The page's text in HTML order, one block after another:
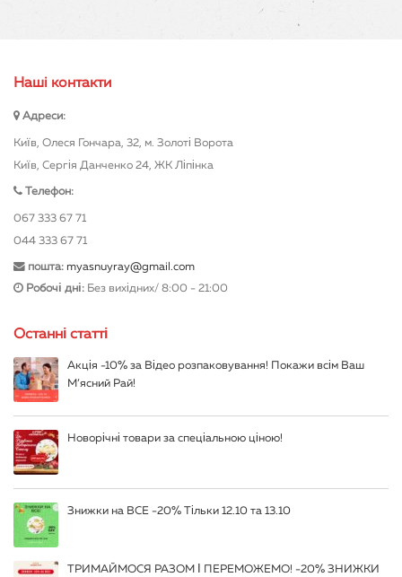
Готові зрази з капустою це смачно!
Зрази з капусти можуть вважатися як
окремою стравою, так і доповненням до
щоденного раціону і підходить до багатьох
салатів та закусок.
Картопляні зрази з капустою приготувати
нескладно. Проте не всі господарки мають
час на готування. Але це не привід відмовляти
собі в їжі та тим більше голодувати на роботі
готової їжі, наприклад зрази з капустою. Така
Покуштувати його може кожен охочий. Тому
не втрачайте час та можливість замовити
готові картопляні зрази з капустою прямо
зараз на нашому сайті.
Зраза з капустою – доставка по
Києву
Бажаєте замовити готові зрази з доставкою?
Нашi контакти
Адреси:
Київ, Олеся Гончара, 32, м. Золоті Ворота
Київ, Сергія Данченко 24, ЖК Ліпінка
Телефон:
067 333 67 71
044 333 67 71
пошта: myasnuyray@gmail.com
Робочі дні: Без вихідних/ 8:00 - 21:00
Останні статті
Акція -10% за Відео розпаковування! Покажи всім Ваш
М’ясний Рай!
Новорічні товари за спеціальною ціною!
Знижки на ВСЕ -20% Тільки 12.10 та 13.10
ТРИМАЙМОСЯ РАЗОМ І ПЕРЕМОЖЕМО! -20% ЗНИЖКИ